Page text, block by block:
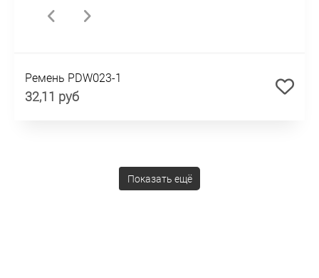
Ремень PDW023-1
32,11 руб
Показать ещё